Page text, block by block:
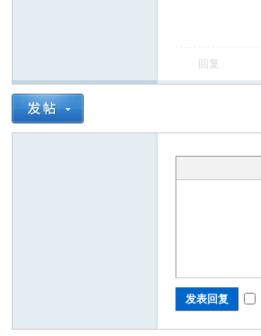
回复
发表回复